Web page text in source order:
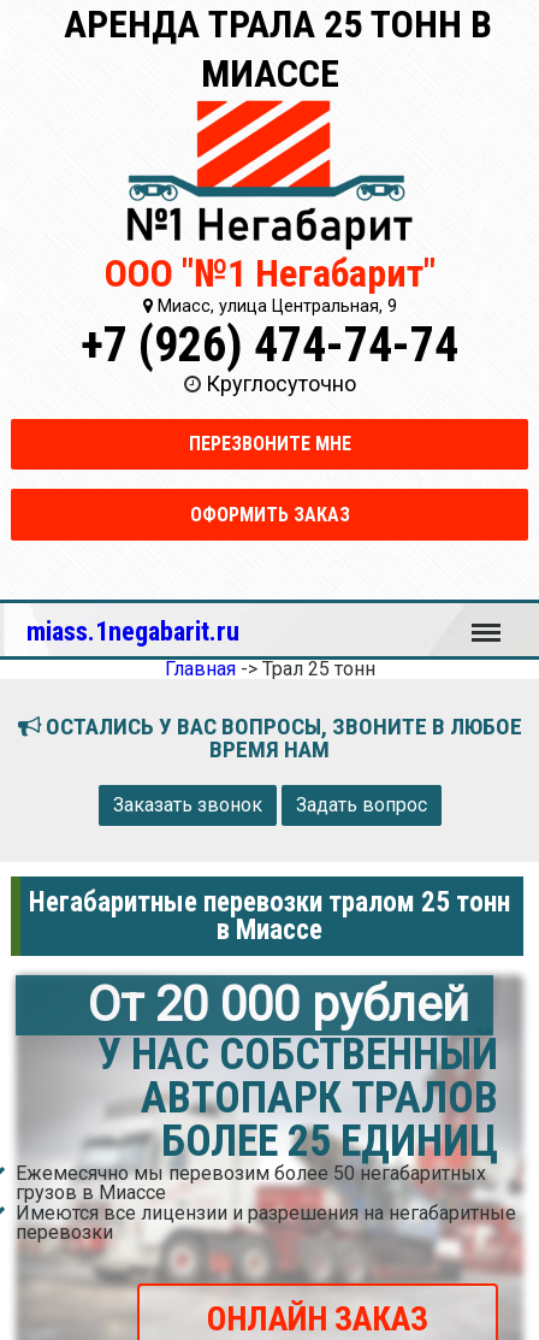
АРЕНДА ТРАЛА 25 ТОНН В
МИАССЕ
ООО "№1 Негабарит"
Миасс, улица Центральная, 9
+7 (926) 474-74-74
Круглосуточно
ПЕРЕЗВОНИТЕ МНЕ
ОФОРМИТЬ ЗАКАЗ
miass.1negabarit.ru Меню
Главная-> Трал 25 тонн
ОСТАЛИСЬ У ВАС ВОПРОСЫ, ЗВОНИТЕ В ЛЮБОЕ
ВРЕМЯ НАМ
Заказать звонок Задать вопрос
Негабаритные перевозки тралом 25 тонн
в Миассе
От 20 000 рублей
У НАС СОБСТВЕННЫЙ
АВТОПАРК ТРАЛОВ
БОЛЕЕ 25 ЕДИНИЦ
Ежемесячно мы перевозим более 50 негабаритных
грузов в Миассе
Имеются все лицензии и разрешения на негабаритные
перевозки
ОНЛАЙН ЗАКАЗ